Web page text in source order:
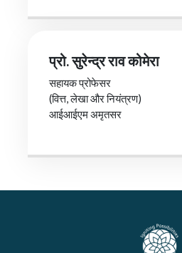
प्रो. सुरेन्द्र राव कोमेरा
सहायक प्रोफेसर
(वित्त, लेखा और नियंत्रण)
आईआईएम अमृतसर